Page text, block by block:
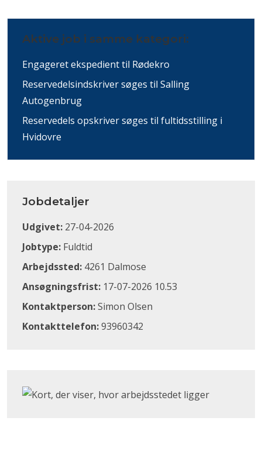
Aktive job i samme kategori:
Engageret ekspedient til Rødekro
Reservedelsindskriver søges til Salling
Autogenbrug
Reservedels opskriver søges til fultidsstilling i
Hvidovre
Jobdetaljer
Udgivet: 27-04-2026
Jobtype: Fuldtid
Arbejdssted: 4261 Dalmose
Ansøgningsfrist: 17-07-2026 10.53
Kontaktperson:Simon Olsen
Kontakttelefon:93960342
Klik for at åbne Google Maps og se, hvor